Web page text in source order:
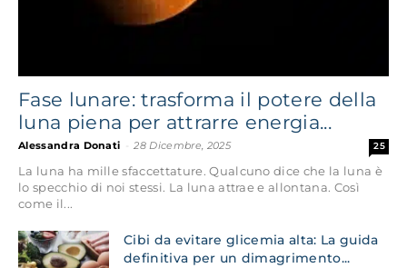
Fase lunare: trasforma il potere della
luna piena per attrarre energia...
Alessandra Donati 28 Dicembre, 2025 25
La luna ha mille sfaccettature. Qualcuno dice che la luna è
lo specchio di noi stessi. La luna attrae e allontana. Così
come il...
Cibi da evitare glicemia alta: La guida
definitiva per un dimagrimento...